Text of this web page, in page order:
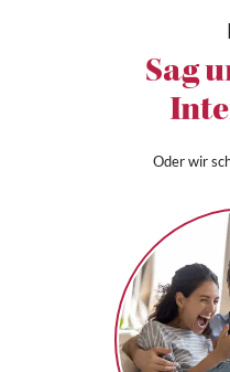
Sag
Oder wir